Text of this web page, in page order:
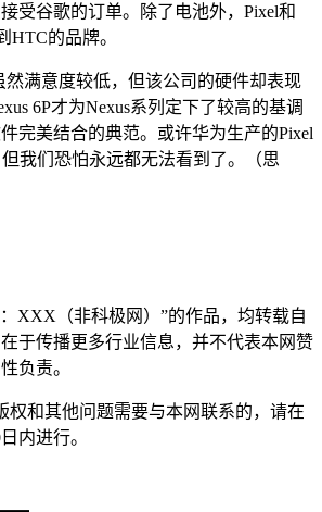
受谷歌的订单。除了电池外，Pixel和
HTC的品牌。
然满意度较低，但该公司的硬件却表现
6P才为Nexus系列定下了较高的基调
完美结合的典范。或许华为生产的Pixel
我们恐怕永远都无法看到了。（思
XXX（非科极网）”的作品，均转载自
于传播更多行业信息，并不代表本网赞
负责。
权和其他问题需要与本网联系的，请在
内进行。